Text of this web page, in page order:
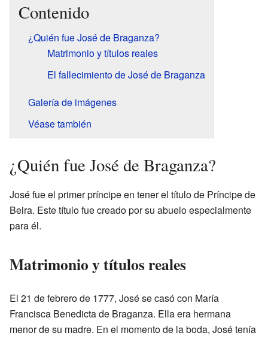
Contenido
¿Quién fue José de Braganza?
Matrimonio y títulos reales
El fallecimiento de José de Braganza
Galería de imágenes
Véase también
¿Quién fue José de Braganza?
José fue el primer príncipe en tener el título de Príncipe de
Beira. Este título fue creado por su abuelo especialmente
para él.
Matrimonio y títulos reales
El 21 de febrero de 1777, José se casó con María
Francisca Benedicta de Braganza. Ella era hermana
menor de su madre. En el momento de la boda, José tenía